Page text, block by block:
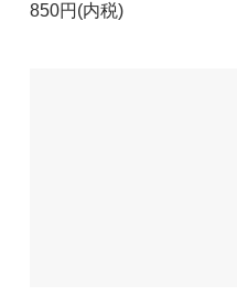
850円(内税)